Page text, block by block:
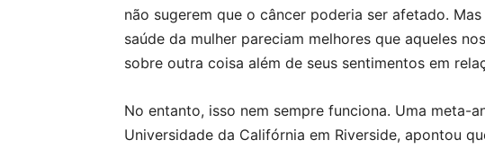
não sugerem que o câncer poderia ser afetado.
saúde da mulher pareciam melhores que aqueles
sobre outra coisa além de seus sentimentos em
No entanto, isso nem sempre funciona. Uma meta-
Universidade da Califórnia em Riverside, apontou